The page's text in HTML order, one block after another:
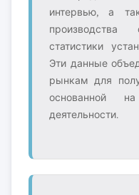
интервью, а
статистики
Эти данные
рынкам для
основанной
деятельности.